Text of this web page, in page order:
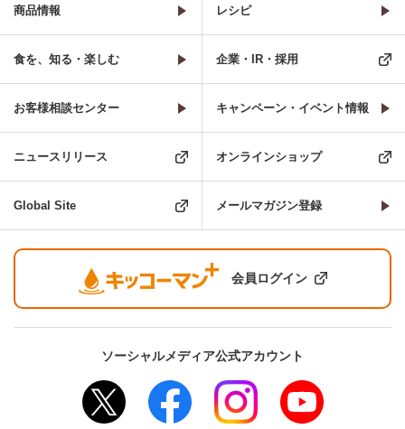
商品情報 レシピ
食を、知る・楽しむ 企業・IR・採用
お客様相談センター キャンペーン・イベント情報
ニュースリリース オンラインショップ
Global Site メールマガジン登録
会員ログイン
ソーシャルメディア公式アカウント